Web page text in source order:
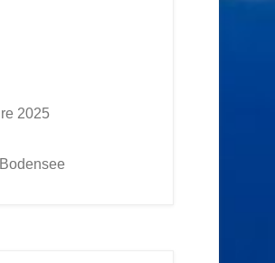
2025